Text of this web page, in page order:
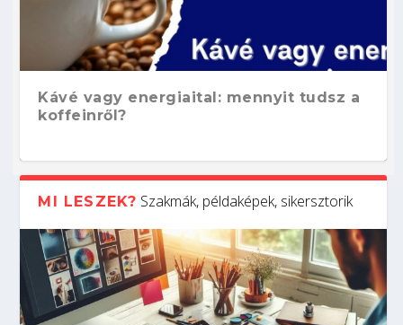
Kávé vagy energiaital: mennyit tudsz a
koffeinről?
MI LESZEK? Szakmák, példaképek, sikersztorik